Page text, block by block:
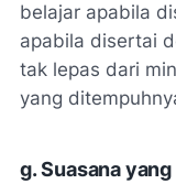
belajar apabila
apabila disertai
tak lepas dari
yang
g. Suasana